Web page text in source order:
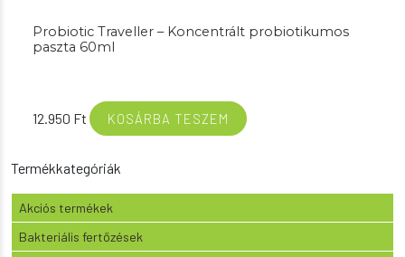
Probiotic Traveller – Koncentrált probiotikumos
paszta 60ml
12.950 Ft KOSÁRBA TESZEM
Termékkategóriák
Akciós termékek
Bakteriális fertőzések